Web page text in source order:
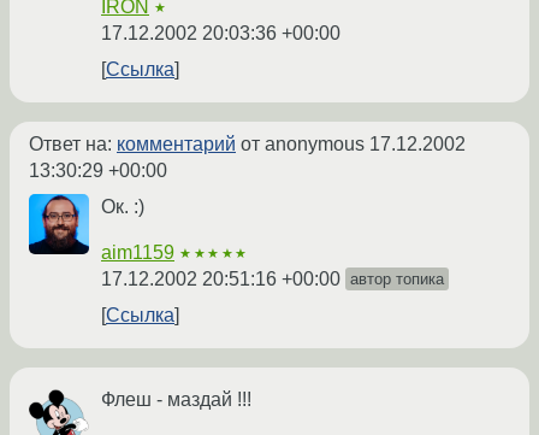
IRON ★
17.12.2002 20:03:36 +00:00
Ссылка
Ответ на: комментарий от anonymous 17.12.2002
13:30:29 +00:00
Ок. :)
aim1159 ★★★★★
17.12.2002 20:51:16 +00:00 автор топика
Ссылка
Флеш - маздай !!!